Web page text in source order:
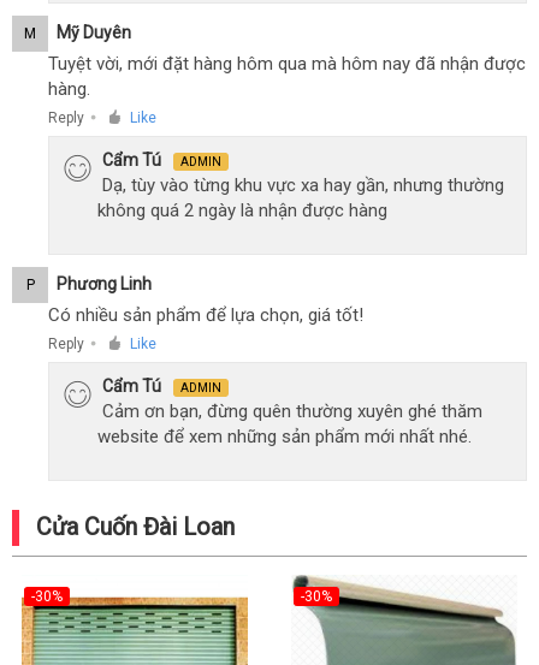
M Mỹ Duyên
Tuyệt vời, mới đặt hàng hôm qua mà hôm nay đã nhận được
hàng.
Reply ● Like
Cẩm Tú ADMIN
Dạ, tùy vào từng khu vực xa hay gần, nhưng thường
không quá 2 ngày là nhận được hàng
P Phương Linh
Có nhiều sản phẩm để lựa chọn, giá tốt!
Reply ● Like
Cẩm Tú ADMIN
Cảm ơn bạn, đừng quên thường xuyên ghé thăm
website để xem những sản phẩm mới nhất nhé.
Cửa Cuốn Đài Loan
-30% -30%